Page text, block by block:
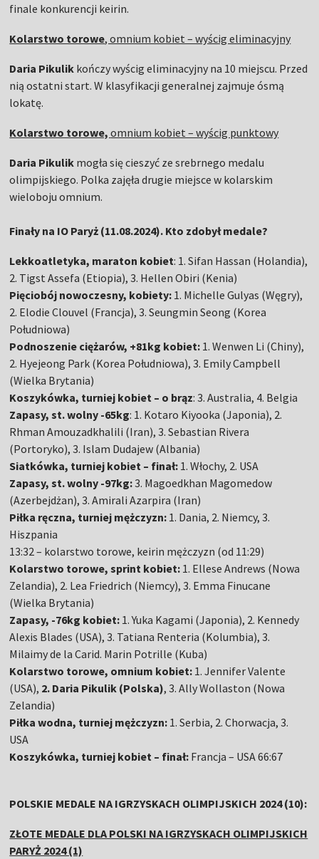
finale konkurencji keirin.
Kolarstwo torowe, omnium kobiet – wyścig eliminacyjny
Daria Pikulik kończy wyścig eliminacyjny na 10 miejscu. Przed
nią ostatni start. W klasyfikacji generalnej zajmuje ósmą
lokatę.
Kolarstwo torowe,omnium kobiet – wyścig punktowy
Daria Pikulik mogła się cieszyć ze srebrnego medalu
olimpijskiego. Polka zajęła drugie miejsce w kolarskim
wieloboju omnium.
Finały na IO Paryż (11.08.2024). Kto zdobył medale?
Lekkoatletyka, maraton kobiet: 1. Sifan Hassan (Holandia),
2. Tigst Assefa (Etiopia), 3. Hellen Obiri (Kenia)
Pięciobój nowoczesny, kobiety: 1. Michelle Gulyas (Węgry),
2. Elodie Clouvel (Francja), 3. Seungmin Seong (Korea
Południowa)
Podnoszenie ciężarów, +81kg kobiet: 1. Wenwen Li (Chiny),
2. Hyejeong Park (Korea Południowa), 3. Emily Campbell
(Wielka Brytania)
Koszykówka, turniej kobiet – o brąz: 3. Australia, 4. Belgia
Zapasy, st. wolny -65kg: 1. Kotaro Kiyooka (Japonia), 2.
Rhman Amouzadkhalili (Iran), 3. Sebastian Rivera
(Portoryko), 3. Islam Dudajew (Albania)
Siatkówka, turniej kobiet – finał: 1. Włochy, 2. USA
Zapasy, st. wolny -97kg:3. Magoedkhan Magomedow
(Azerbejdżan), 3. Amirali Azarpira (Iran)
Piłka ręczna, turniej mężczyzn: 1. Dania, 2. Niemcy, 3.
Hiszpania
13:32 – kolarstwo torowe, keirin mężczyzn (od 11:29)
Kolarstwo torowe, sprint kobiet: 1. Ellese Andrews (Nowa
Zelandia), 2. Lea Friedrich (Niemcy), 3. Emma Finucane
(Wielka Brytania)
Zapasy, -76kg kobiet: 1. Yuka Kagami (Japonia), 2. Kennedy
Alexis Blades (USA), 3. Tatiana Renteria (Kolumbia), 3.
Milaimy de la Carid. Marin Potrille (Kuba)
Kolarstwo torowe, omnium kobiet: 1. Jennifer Valente
(USA), 2. Daria Pikulik (Polska), 3. Ally Wollaston (Nowa
Zelandia)
Piłka wodna, turniej mężczyzn: 1. Serbia, 2. Chorwacja, 3.
USA
Koszykówka, turniej kobiet – finał: Francja – USA 66:67
POLSKIE MEDALE NA IGRZYSKACH OLIMPIJSKICH 2024 (10):
ZŁOTE MEDALE DLA POLSKI NA IGRZYSKACH OLIMPIJSKICH
PARYŻ 2024 (1)